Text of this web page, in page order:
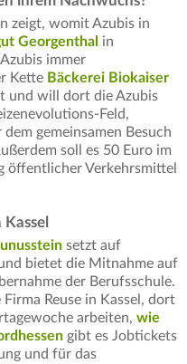
zeigt, womit Azubis in
Georgenthal in
immer
Kette Bäckerei Biokaiser
und will dort die Azubis
Feld,
gemeinsamen Besuch
soll es 50 Euro im
öffentlicher Verkehrsmittel
setzt auf
bietet die Mitnahme auf
der Berufsschule.
Reuse in Kassel, dort
arbeiten, wie
gibt es Jobtickets
und für das